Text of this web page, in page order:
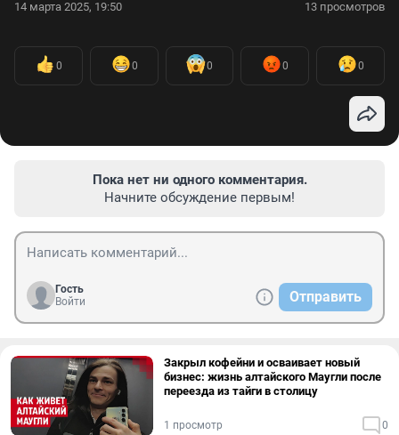
14 марта 2025, 19:50 13 просмотров
0 0 0 0 0
Пока нет ни одного комментария.
Начните обсуждение первым!
Гость
Войти
Отправить
Закрыл кофейни и осваивает новый
бизнес: жизнь алтайского Маугли после
переезда из тайги в столицу
1 просмотр 0